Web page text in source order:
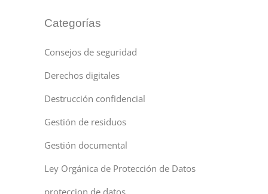
Categorías
Consejos de seguridad
Derechos digitales
Destrucción confidencial
Gestión de residuos
Gestión documental
Ley Orgánica de Protección de Datos
proteccion de datos